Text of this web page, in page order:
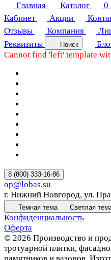
Главная Каталог 0
Кабинет
Акции
Отзывы
Компания
Реквизиты
Поиск
Cannot find 'left' template
8 (800) 333-16-86
op@lobas.su
г. Нижний Новгород, ул.
Темная тема Светлая
Конфиденциальность
Оферта
© 2026 Производство и
тротуарной плитки,